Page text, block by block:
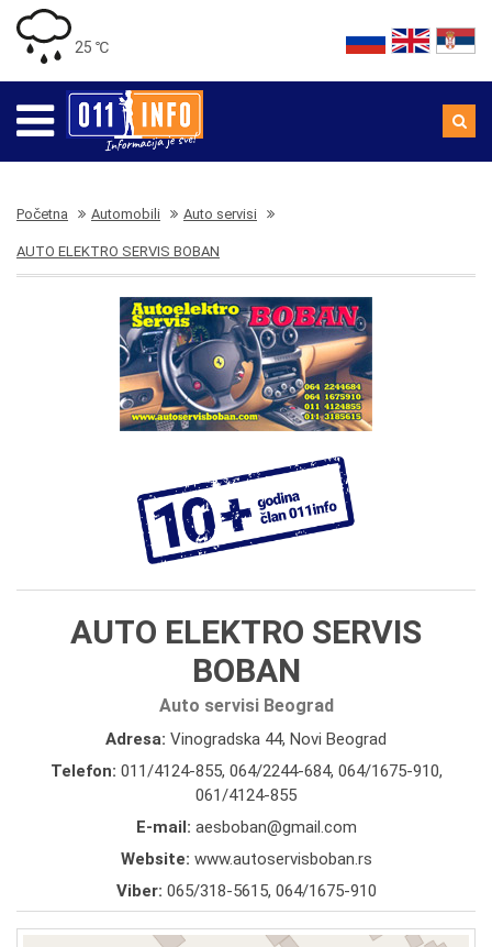
25 ℃
Početna Automobili Auto servisi
AUTO ELEKTRO SERVIS BOBAN
AUTO ELEKTRO SERVIS
BOBAN
Auto servisi Beograd
Adresa: Vinogradska 44, Novi Beograd
Telefon: 011/4124-855, 064/2244-684, 064/1675-910,
061/4124-855
E-mail: aesboban@gmail.com
Website: www.autoservisboban.rs
Viber: 065/318-5615, 064/1675-910